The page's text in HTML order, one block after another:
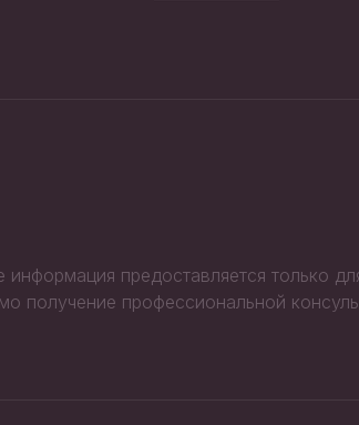
информация предоставляется только
получение профессиональной